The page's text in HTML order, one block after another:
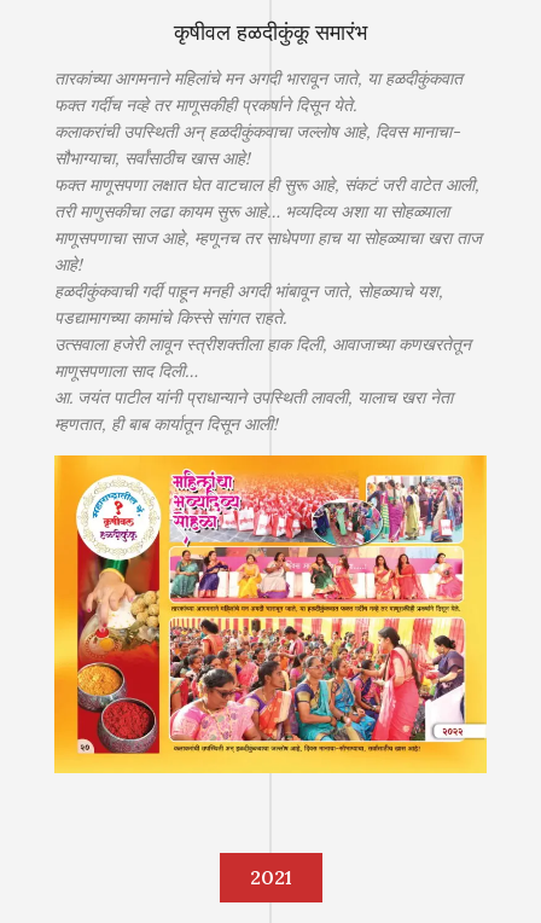
कृषीवल हळदीकुंकू समारंभ
तारकांच्या आगमनाने महिलांचे मन अगदी भारावून जाते, या हळदीकुंकवात
फक्त गर्दीच नव्हे तर माणूसकीही प्रकर्षाने दिसून येते.
कलाकरांची उपस्थिती अन् हळदीकुंकवाचा जल्लोष आहे, दिवस मानाचा-
सौभाग्याचा, सर्वांसाठीच खास आहे!
फक्त माणूसपणा लक्षात घेत वाटचाल ही सुरू आहे, संकटं जरी वाटेत आली,
तरी माणुसकीचा लढा कायम सुरू आहे… भव्यदिव्य अशा या सोहळ्याला
माणूसपणाचा साज आहे, म्हणूनच तर साधेपणा हाच या सोहळ्याचा खरा ताज
आहे!
हळदीकुंकवाची गर्दी पाहून मनही अगदी भांबावून जाते, सोहळ्याचे यश,
पडद्यामागच्या कामांचे किस्से सांगत राहते.
उत्सवाला हजेरी लावून स्त्रीशक्तीला हाक दिली, आवाजाच्या कणखरतेतून
माणूसपणाला साद दिली…
आ. जयंत पाटील यांनी प्राधान्याने उपस्थिती लावली, यालाच खरा नेता
म्हणतात, ही बाब कार्यातून दिसून आली!
2021